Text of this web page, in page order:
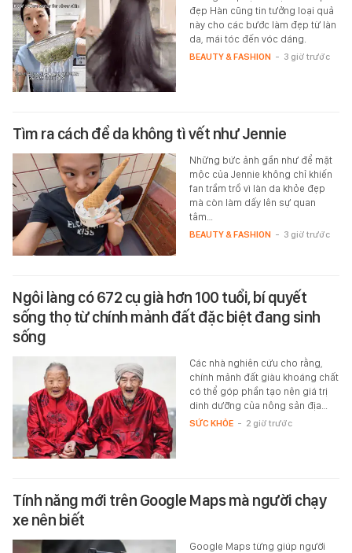
đẹp Hàn cũng tin tưởng loại quả
này cho các bước làm đẹp từ làn
da, mái tóc đến vóc dáng.
BEAUTY & FASHION - 3 giờ trước
Tìm ra cách để da không tì vết như Jennie
Những bức ảnh gần như để mặt
mộc của Jennie không chỉ khiến
fan trầm trồ vì làn da khỏe đẹp
mà còn làm dấy lên sự quan
tâm…
BEAUTY & FASHION - 3 giờ trước
Ngôi làng có 672 cụ già hơn 100 tuổi, bí quyết
sống thọ từ chính mảnh đất đặc biệt đang sinh
sống
Các nhà nghiên cứu cho rằng,
chính mảnh đất giàu khoáng chất
có thể góp phần tạo nên giá trị
dinh dưỡng của nông sản địa…
SỨC KHỎE - 2 giờ trước
Tính năng mới trên Google Maps mà người chạy
xe nên biết
Google Maps từng giúp người